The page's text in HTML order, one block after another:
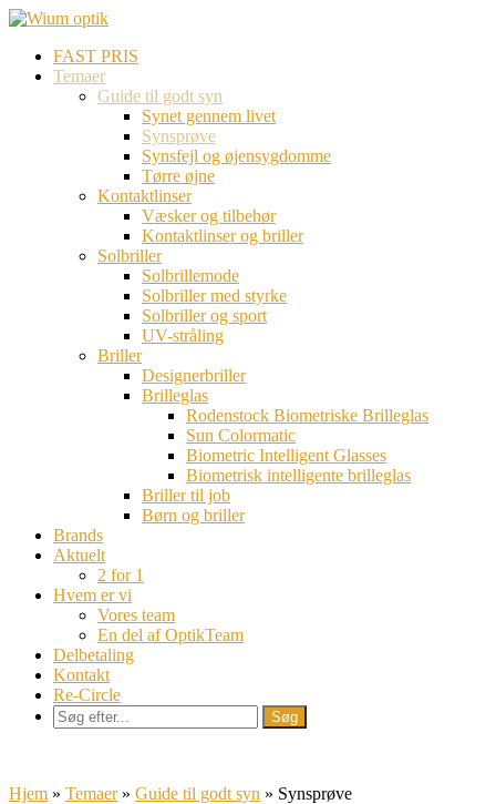
FAST PRIS
Temaer
Guide til godt syn
Synet gennem livet
Synsprøve
Synsfejl og øjensygdomme
Tørre øjne
Kontaktlinser
Væsker og tilbehør
Kontaktlinser og briller
Solbriller
Solbrillemode
Solbriller med styrke
Solbriller og sport
UV-stråling
Briller
Designerbriller
Brilleglas
Rodenstock Biometriske Brilleglas
Sun Colormatic
Biometric Intelligent Glasses
Biometrisk intelligente brilleglas
Briller til job
Børn og briller
Brands
Aktuelt
2 for 1
Hvem er vi
Vores team
En del af OptikTeam
Delbetaling
Kontakt
Re-Circle
Hjem » Temaer» Guide til godt syn » Synsprøve